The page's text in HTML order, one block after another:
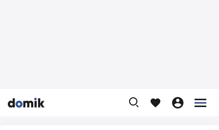


    

